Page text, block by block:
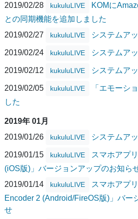
2019/02/28
kukuluLIVE
KOMに
との同期機能を追加しました
2019/02/27
kukuluLIVE システムア
2019/02/24 kukuluLIVE システムア
2019/02/12 kukuluLIVE システムア
2019/02/05 kukuluLIVE
「エモーシ
した
2019年 01月
2019/01/26
kukuluLIVE システムア
2019/01/15 kukuluLIVE
スマホアプ
(iOS版)」バージョンアップのお知ら
2019/01/14
kukuluLIVE
スマホアプ
Encoder 2 (Android/FireOS版)」バー
せ